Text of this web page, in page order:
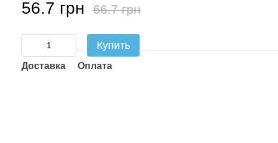
56.7 грн 66.7 грн
Купить
Доставка Оплата